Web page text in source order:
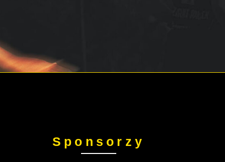
Sponsorzy